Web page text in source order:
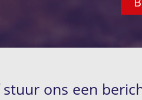
stuur ons een